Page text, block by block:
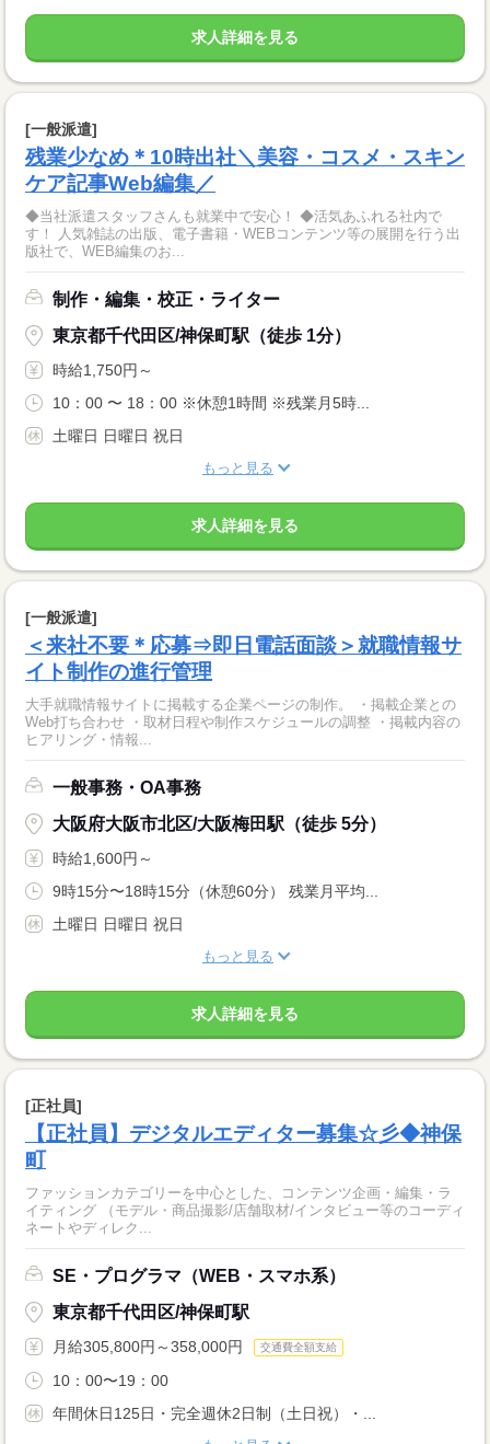
求人詳細を見る
[一般派遣]
残業少なめ＊10時出社＼美容・コスメ・スキン
ケア記事Web編集／
◆当社派遣スタッフさんも就業中で安心！ ◆活気あふれる社内で
す！ 人気雑誌の出版、電子書籍・WEBコンテンツ等の展開を行う出
版社で、WEB編集のお...
制作・編集・校正・ライター
東京都千代田区/神保町駅（徒歩 1分）
時給1,750円～
10：00 〜 18：00 ※休憩1時間 ※残業月5時...
土曜日 日曜日 祝日
もっと見る
求人詳細を見る
[一般派遣]
＜来社不要＊応募⇒即日電話面談＞就職情報サ
イト制作の進行管理
大手就職情報サイトに掲載する企業ページの制作。 ・掲載企業との
Web打ち合わせ ・取材日程や制作スケジュールの調整 ・掲載内容の
ヒアリング・情報...
一般事務・OA事務
大阪府大阪市北区/大阪梅田駅（徒歩 5分）
時給1,600円～
9時15分〜18時15分（休憩60分） 残業月平均...
土曜日 日曜日 祝日
もっと見る
求人詳細を見る
[正社員]
【正社員】デジタルエディター募集☆彡◆神保
町
ファッションカテゴリーを中心とした、コンテンツ企画・編集・ラ
イティング （モデル・商品撮影/店舗取材/インタビュー等のコーディ
ネートやディレク...
SE・プログラマ（WEB・スマホ系）
東京都千代田区/神保町駅
月給305,800円～358,000円 交通費全額支給
10：00〜19：00
年間休日125日・完全週休2日制（土日祝）・...